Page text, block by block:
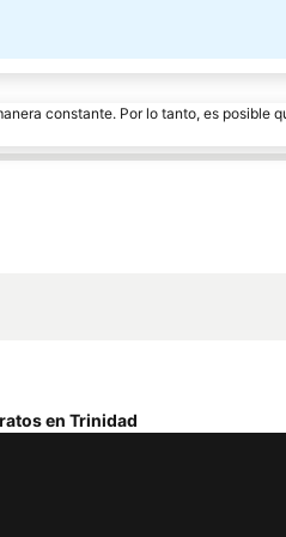
constante. Por lo tanto, es posible
en Trinidad